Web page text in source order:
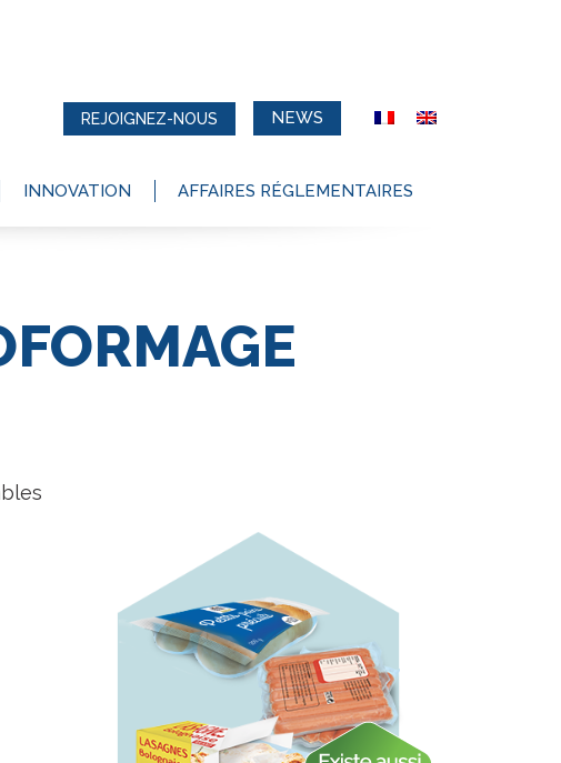
REJOIGNEZ-NOUS NEWS
INNOVATION AFFAIRES RÉGLEMENTAIRES